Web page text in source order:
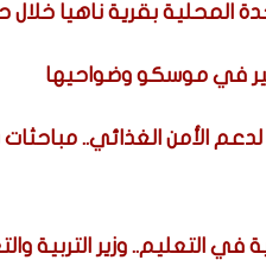
المحلية بقرية ناهيا خلال
في موسكو وضواحيها
الأمن الغذائي.. مباحثات
في التعليم.. وزير التربية